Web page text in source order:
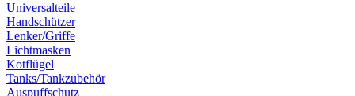
Universalteile
Handschützer
Lenker/Griffe
Lichtmasken
Kotflügel
Tanks/Tankzubehör
Auspuffschutz